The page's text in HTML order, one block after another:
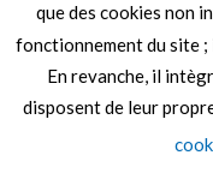
© 2026 Le Mag de MO5.COM.
Construit avec
parThèmes
que des cookies non
fonctionnement du site ;
En revanche, il
disposent de leur